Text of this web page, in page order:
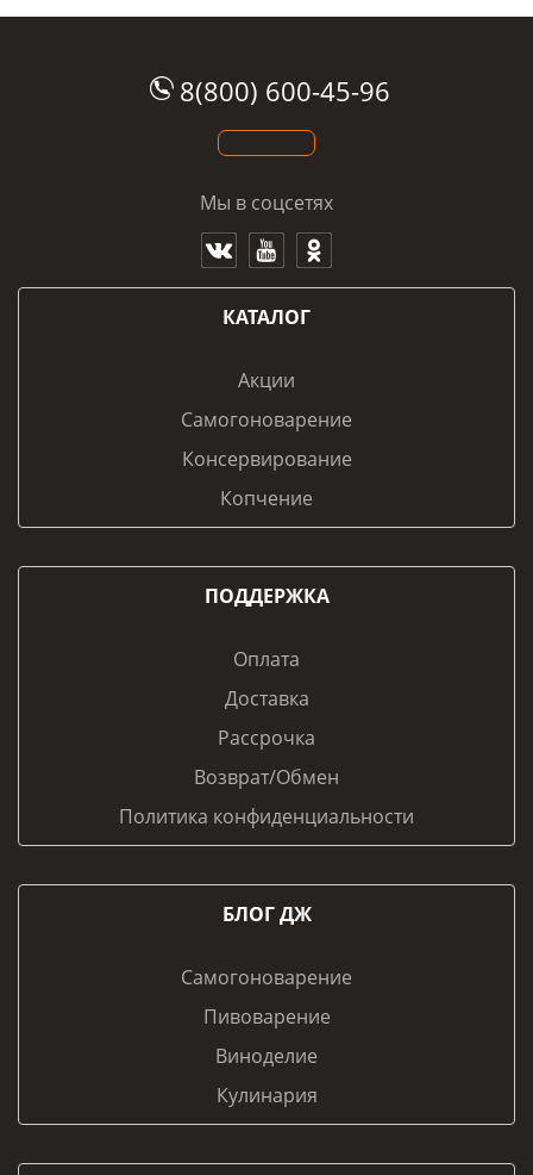
8(800) 600-45-96
Мы в соцсетях
КАТАЛОГ
Акции
Самогоноварение
Консервирование
Копчение
ПОДДЕРЖКА
Оплата
Доставка
Рассрочка
Возврат/Обмен
Политика конфиденциальности
БЛОГ ДЖ
Самогоноварение
Пивоварение
Виноделие
Кулинария